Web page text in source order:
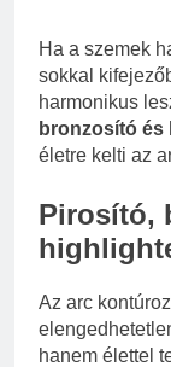
Ha a szemek
sokkal
harmonikus
bronzosító
életre kelti az
Pirosító,
Az arc
hanem élettel